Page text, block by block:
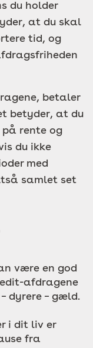
du holder
at du skal
tid, og
betaler
betyder, at du
på rente og
du ikke
med
samlet set
være en god
afdragene
dyrere – gæld.
i dit liv er
fra